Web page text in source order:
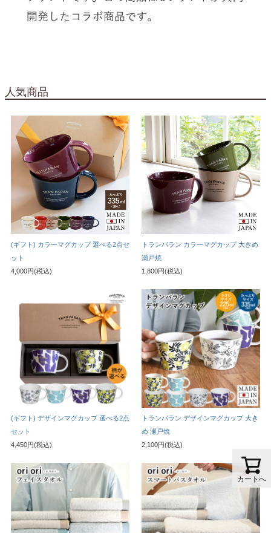
人気商品
(ギフト) カラーマグカップ 選べる2点セ
ット
4,000円(税込)
トランパラン カラーマグカップ 大きめ
瀬戸焼
1,800円(税込)
(ギフト) デザインマグカップ 選べる2点
セット
4,450円(税込)
トランパラン デザインマグカップ 大き
め 瀬戸焼
2,100円(税込)
カートへ